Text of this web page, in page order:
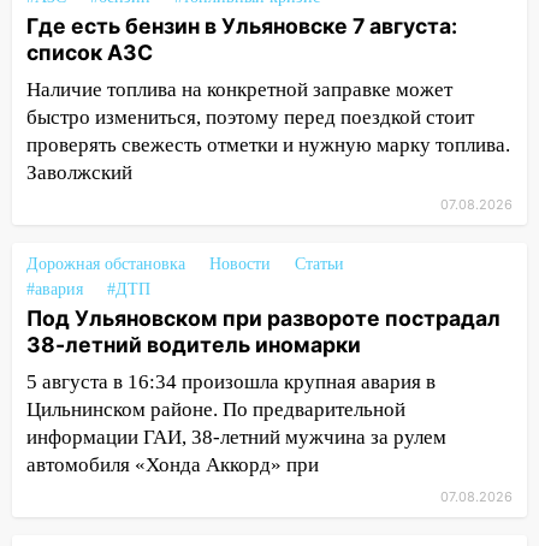
15:27 Прокуратура проверяет
капремонт школы в селе Кивать
15:08 В Кузоватово после прокурорской
проверки обновили разметку на
пешеходных переходах
запретили остановку автомобилей на
14:22
В Новом городе 8 августа пройдет
большой фестиваль «Наше время» с
мотофристайлом и концертом
«Мураками»
14:04 Жару смоет ливнями: прогноз
погоды в Ульяновской области на
выходные 8-9 августа
Где есть бензин в Ульяновске 7 августа:
список АЗС
Наличие топлива на конкретной заправке может
быстро измениться, поэтому перед поездкой стоит
проверять свежесть отметки и нужную марку топлива.
Заволжский
07.08.2026
Дорожная обстановка Новости
Статьи
#авария
#ДТП
Под Ульяновском при развороте пострадал
38-летний водитель иномарки
5 августа в 16:34 произошла крупная авария в
Цильнинском районе. По предварительной
информации ГАИ, 38-летний мужчина за рулем
автомобиля «Хонда Аккорд» при
07.08.2026